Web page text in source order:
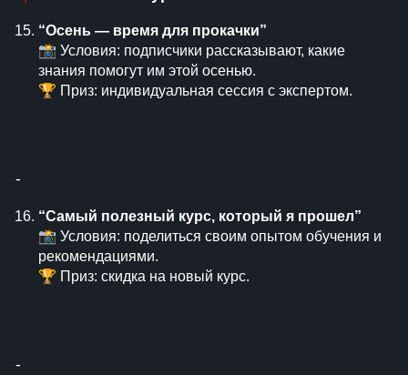
“Осень — время для прокачки”
📸 Условия: подписчики рассказывают, какие
знания помогут им этой осенью.
🏆 Приз: индивидуальная сессия с экспертом.
⁃
“Самый полезный курс, который я прошел”
📸 Условия: поделиться своим опытом обучения и
рекомендациями.
🏆 Приз: скидка на новый курс.
⁃